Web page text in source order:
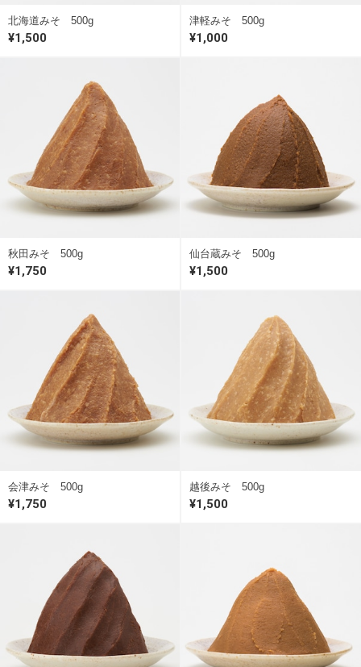
北海道みそ 500g
¥1,500
津軽みそ 500g
¥1,000
秋田みそ 500g
¥1,750
仙台蔵みそ 500g
¥1,500
会津みそ 500g
¥1,750
越後みそ 500g
¥1,500